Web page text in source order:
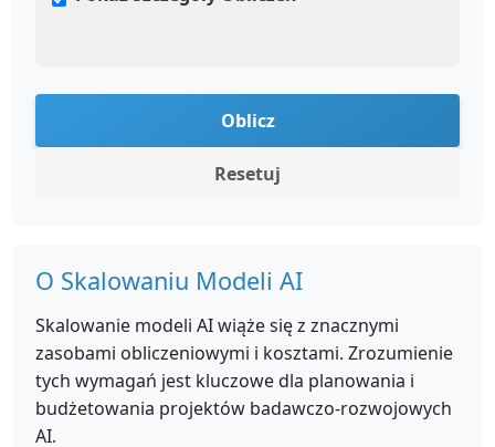
Oblicz
Resetuj
O Skalowaniu Modeli AI
Skalowanie modeli AI wiąże się z znacznymi
zasobami obliczeniowymi i kosztami. Zrozumienie
tych wymagań jest kluczowe dla planowania i
budżetowania projektów badawczo-rozwojowych
AI.